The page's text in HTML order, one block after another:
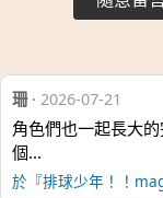
珊· 2026-07-21
角色們也一起長大
個…
於『排球少年！！